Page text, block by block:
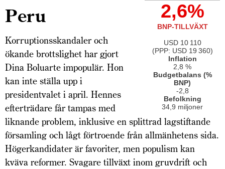
2,6%
BNP-TILLVÄXT
USD 10 110
(PPP: USD 19 360)
Inflation
2,8 %
Budgetbalans (%
BNP)
-2,8
Befolkning
34,9 miljoner
Peru
Korruptionsskandaler och
ökande brottslighet har gjort
Dina Boluarte impopulär. Hon
kan inte ställa upp i
presidentvalet i april. Hennes
efterträdare får tampas med
liknande problem, inklusive en splittrad lagstiftande
församling och lågt förtroende från allmänhetens sida.
Högerkandidater är favoriter, men populism kan
kväva reformer. Svagare tillväxt inom gruvdrift och